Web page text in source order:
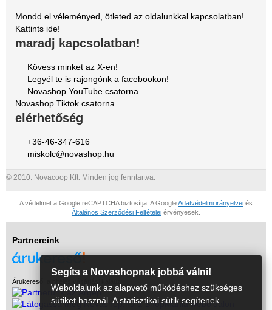
Mondd el véleményed, ötleted az oldalunkkal kapcsolatban!
Kattints ide!
maradj kapcsolatban!
Kövess minket az X-en!
Legyél te is rajongónk a facebookon!
Novashop YouTube csatorna
Novashop Tiktok csatorna
elérhetőség
+36-46-347-616
miskolc@novashop.hu
© 2010. Novacoop Kft. Minden jog fenntartva.
A védelmet a Google reCAPTCHA biztosítja. A GoogleAdatvédelmi irányelvei és
Általános Szerződési Feltételei érvényesek.
Partnereink
Árukereső, a hiteles vásárlási kalauz
Segíts a Novashopnak jobbá válni!
Weboldalunk az alapvető működéshez szükséges
sütiket használ. A statisztikai sütik segítenek